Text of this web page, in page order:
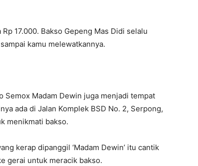
17.000. Bakso Gepeng Mas Didi selalu
kamu melewatkannya.
Semox Madam Dewin juga menjadi tempat
ada di Jalan Komplek BSD No. 2, Serpong,
menikmati bakso.
kerap dipanggil ‘Madam Dewin’ itu cantik
gerai untuk meracik bakso.